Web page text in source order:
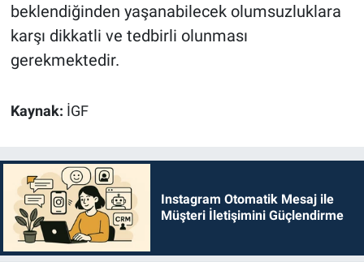
beklendiğinden yaşanabilecek olumsuzluklara
karşı dikkatli ve tedbirli olunması
gerekmektedir.
Kaynak: İGF
Instagram Otomatik Mesaj ile
Müşteri İletişimini Güçlendirme